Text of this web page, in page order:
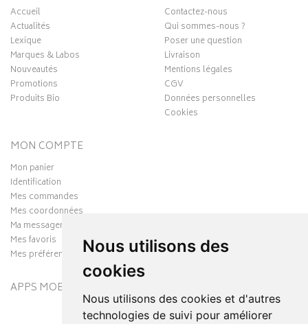
Nous utilisons des
cookies
Nous utilisons des cookies et d'autres
technologies de suivi pour améliorer
Accueil
Actualités
Lexique
Marques & Labos
Nouveautés
Promotions
Produits Bio
Contactez-nous
Qui sommes-nous ?
Poser une question
Livraison
Mentions légales
CGV
Données personnelles
Cookies
MON COMPTE
Mon panier
Identification
Mes commandes
Mes coordonnées
Ma messagerie
Mes favoris
Mes préférences Cookies
APPS MOBILES